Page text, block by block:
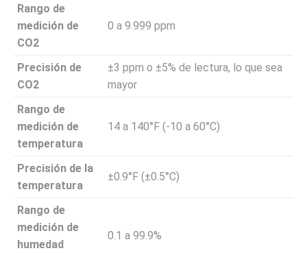
Rango de
medición de
CO2
0 a 9.999 ppm
Precisión de
CO2
±3 ppm o ±5% de lectura, lo que sea
mayor
Rango de
medición de
temperatura
14 a 140°F (-10 a 60°C)
Precisión de la
temperatura
±0.9°F (±0.5°C)
Rango de
medición de
humedad
0.1 a 99.9%